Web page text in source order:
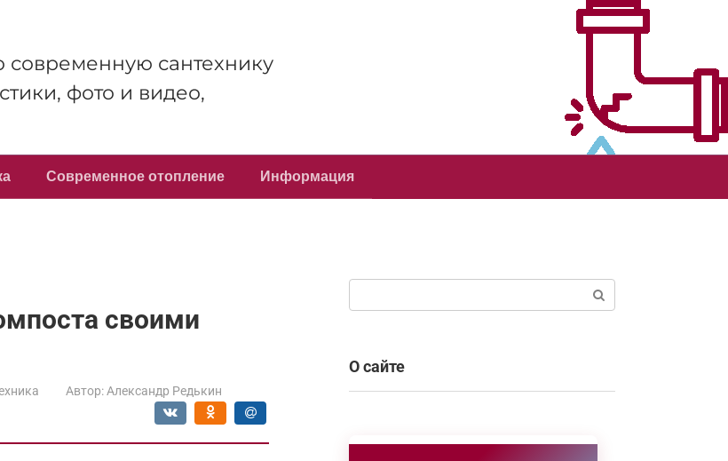
сантехнику
фото и видео,
Современное отопление Информация
своими
Автор: Александр Редькин
О сайте